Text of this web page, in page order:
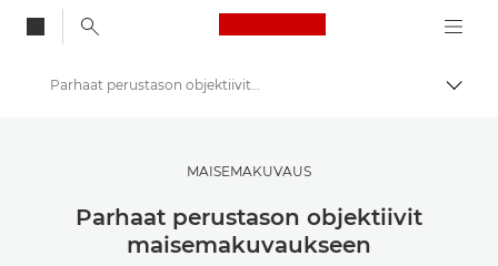
Canon Logo, back
Get Inspired | valokuvaus- ja tulostusvinkkejä sekä ostajan oppaita
Valokuvaus- ja tulostusvinkkejä ja -tekniikoita
Parhaat perustason objektiivit maisemakuvaukseen
MAISEMAKUVAUS
Parhaat perustason objektiivit
maisemakuvaukseen